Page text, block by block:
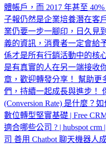
體帳戶，而 2017 年甚至
子報仍然是企業培養潛在客
業仍要一步一腳印，日久見
義的資訊，消費者一定會給
係才是所有行銷活動中的核
是有真實的人在另一端接收
章，歡迎轉發分享！ 幫助更
們，持續一起成長與進步！
(Conversion Rate) 是什麼？
數位轉型堅實基礎 | Free
適合哪些公司 ? | hubspot
司 善用 Chatbot 聊天機器人